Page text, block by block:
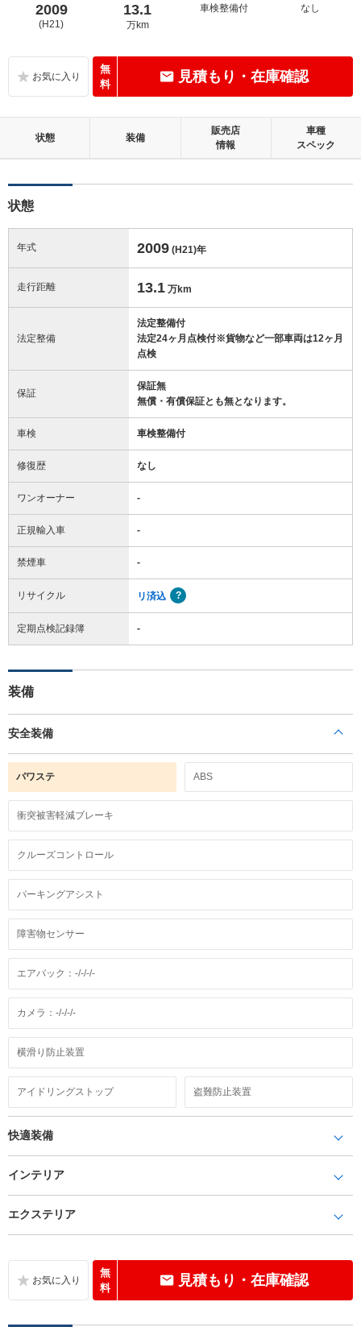
2009
(H21)
13.1
万km
車検整備付
なし
無
料
見積もり・在庫確認
状態 装備
販売店
情報
車種
スペック
状態
年式 2009 (H21)年
走行距離 13.1 万km
法定整備
法定整備付
法定24ヶ月点検付※貨物など一部車両は12ヶ月
点検
保証
保証無
無償・有償保証とも無となります。
車検 車検整備付
修復歴 なし
ワンオーナー -
正規輸入車 -
禁煙車 -
リサイクル リ済込
定期点検記録簿 -
装備
安全装備
パワステ ABS
衝突被害軽減ブレーキ
クルーズコントロール
パーキングアシスト
障害物センサー
エアバック：-/-/-/-
カメラ：-/-/-/-
横滑り防止装置
アイドリングストップ 盗難防止装置
快適装備
インテリア
エクステリア
無
料
見積もり・在庫確認